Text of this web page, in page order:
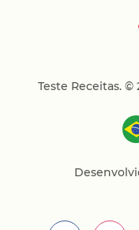
Teste Receitas. ©